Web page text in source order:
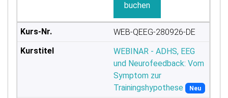
buchen
WEB-QEEG-280926-DE
WEBINAR - ADHS, EEG
und Neurofeedback: Vom
Symptom zur
Trainingshypothese
Neu